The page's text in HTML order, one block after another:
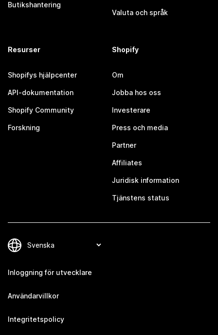
Butikshantering
Valuta och språk
Resurser
Shopifys hjälpcenter
API-dokumentation
Shopify Community
Forskning
Shopify
Om
Jobba hos oss
Investerare
Press och media
Partner
Affiliates
Juridisk information
Tjänstens status
Inloggning för utvecklare
Användarvillkor
Integritetspolicy